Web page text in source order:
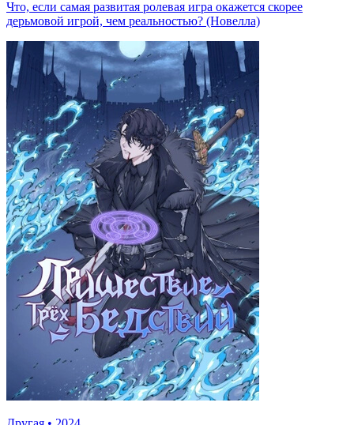
Что, если самая развитая ролевая игра окажется скорее
дерьмовой игрой, чем реальностью? (Новелла)